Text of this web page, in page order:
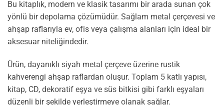
Bu kitaplık, modern ve klasik tasarımı bir arada sunan çok
yönlü bir depolama çözümüdür. Sağlam metal çerçevesi ve
ahşap raflarıyla ev, ofis veya çalışma alanları için ideal bir
aksesuar niteliğindedir.
Ürün, dayanıklı siyah metal çerçeve üzerine rustik
kahverengi ahşap raflardan oluşur. Toplam 5 katlı yapısı,
kitap, CD, dekoratif eşya ve süs bitkisi gibi farklı eşyaları
düzenli bir şekilde yerleştirmeye olanak sağlar.